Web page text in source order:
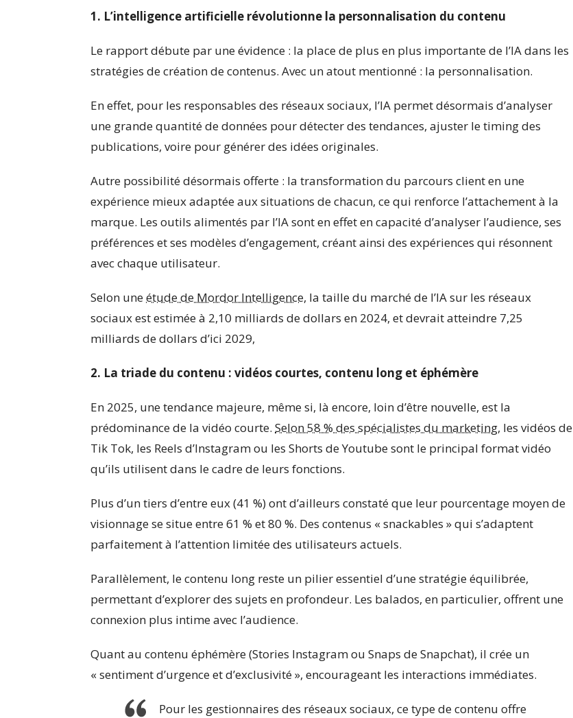
1. L’intelligence artificielle révolutionne la personnalisation du contenu
Le rapport débute par une évidence : la place de plus en plus importante de l’IA dans les
stratégies de création de contenus. Avec un atout mentionné : la personnalisation.
En effet, pour les responsables des réseaux sociaux, l’IA permet désormais d’analyser
une grande quantité de données pour détecter des tendances, ajuster le timing des
publications, voire pour générer des idées originales.
Autre possibilité désormais offerte : la transformation du parcours client en une
expérience mieux adaptée aux situations de chacun, ce qui renforce l’attachement à la
marque. Les outils alimentés par l’IA sont en effet en capacité d’analyser l’audience, ses
préférences et ses modèles d’engagement, créant ainsi des expériences qui résonnent
avec chaque utilisateur.
Selon uneétude de Mordor Intelligence, la taille du marché de l’IA sur les réseaux
sociaux est estimée à 2,10 milliards de dollars en 2024, et devrait atteindre 7,25
milliards de dollars d’ici 2029,
2. La triade du contenu : vidéos courtes, contenu long et éphémère
En 2025, une tendance majeure, même si, là encore, loin d’être nouvelle, est la
prédominance de la vidéo courte. Selon 58 % des spécialistes du marketing, les vidéos de
Tik Tok, les Reels d’Instagram ou les Shorts de Youtube sont le principal format vidéo
qu’ils utilisent dans le cadre de leurs fonctions.
Plus d’un tiers d’entre eux (41 %) ont d’ailleurs constaté que leur pourcentage moyen de
visionnage se situe entre 61 % et 80 %. Des contenus « snackables » qui s’adaptent
parfaitement à l’attention limitée des utilisateurs actuels.
Parallèlement, le contenu long reste un pilier essentiel d’une stratégie équilibrée,
permettant d’explorer des sujets en profondeur. Les balados, en particulier, offrent une
connexion plus intime avec l’audience.
Quant au contenu éphémère (Stories Instagram ou Snaps de Snapchat), il crée un
« sentiment d’urgence et d’exclusivité », encourageant les interactions immédiates.
Pour les gestionnaires des réseaux sociaux, ce type de contenu offre